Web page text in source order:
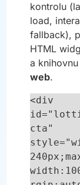
kontrolu
load,
fallback),
HTML
a knihovnu
web.
<div
cta"